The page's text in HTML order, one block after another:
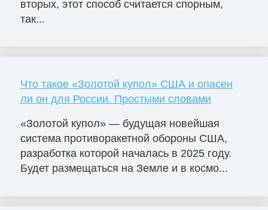
вторых, этот способ считается спорным,
так...
Что такое «Золотой купол» США и опасен
ли он для России. Простыми словами
«Золотой купол» — будущая новейшая
система противоракетной обороны США,
разработка которой началась в 2025 году.
Будет размещаться на Земле и в космо...